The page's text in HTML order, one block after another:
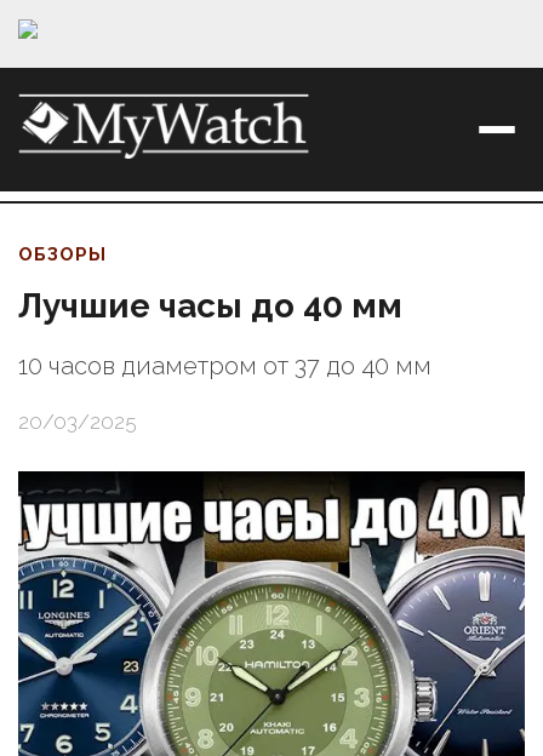
ОБЗОРЫ
Лучшие часы до 40 мм
10 часов диаметром от 37 до 40 мм
20/03/2025